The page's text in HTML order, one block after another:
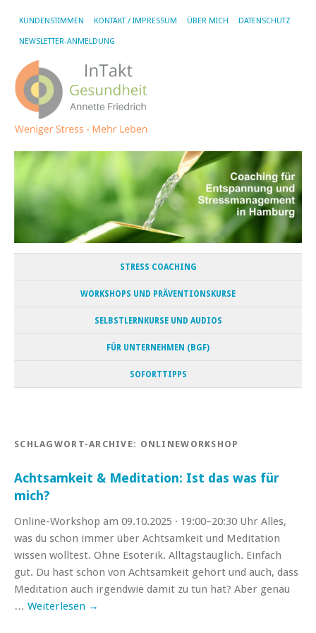
KUNDENSTIMMEN KONTAKT / IMPRESSUM ÜBER MICH DATENSCHUTZ
NEWSLETTER-ANMELDUNG
STRESS COACHING
WORKSHOPS UND PRÄVENTIONSKURSE
SELBSTLERNKURSE UND AUDIOS
FÜR UNTERNEHMEN (BGF)
SOFORTTIPPS
SCHLAGWORT-ARCHIVE: ONLINEWORKSHOP
Achtsamkeit & Meditation: Ist das was für
mich?
Online-Workshop am 09.10.2025 · 19:00–20:30 Uhr Alles,
was du schon immer über Achtsamkeit und Meditation
wissen wolltest. Ohne Esoterik. Alltagstauglich. Einfach
gut. Du hast schon von Achtsamkeit gehört und auch, dass
Meditation auch irgendwie damit zu tun hat? Aber genau
… Weiterlesen →